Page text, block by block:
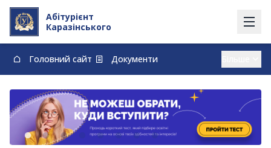
Абітурієнт
Каразінського
Головний сайт
Документи
Вступ із тимчасово окупованих території
Контакти
Карта
Договори про навчання та оплату навчання
vstup@karazin.ua
0-800-33-48-73